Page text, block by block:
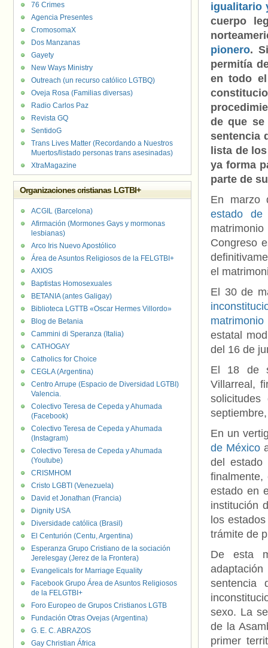
igualitario
cuerpo
pionero.
permitía
en todo
de que se
sentencia
lista de
ya forma
parte de
En marzo
estado de
Congreso
el
El 30 de
estatal
del 16 de
El 18 de
Villarreal,
En un
de México
del
estado en
institución
los
trámite de
De esta
sentencia
sexo. La
de la
primer
76 Crimes
Agencia Presentes
CromosomaX
Dos Manzanas
Gayety
New Ways Ministry
Outreach (un recurso católico LGTBQ)
Oveja Rosa (Familias diversas)
Radio Carlos Paz
Revista GQ
SentidoG
Trans Lives Matter (Recordando a Nuestros
Muertos/listado personas trans asesinadas)
XtraMagazine
Organizaciones cristianas LGTBI+
ACGIL (Barcelona)
Afirmación (Mormones Gays y mormonas
lesbianas)
Arco Iris Nuevo Apostólico
Área de Asuntos Religiosos de la FELGTBI+
AXIOS
Baptistas Homosexuales
BETANIA (antes Galigay)
Biblioteca LGTTB «Oscar Hermes Villordo»
Blog de Betania
Cammini di Speranza (Italia)
CATHOGAY
Catholics for Choice
CEGLA (Argentina)
Centro Arrupe (Espacio de Diversidad LGTBI)
Valencia.
Colectivo Teresa de Cepeda y Ahumada
(Facebook)
Colectivo Teresa de Cepeda y Ahumada
(Instagram)
Colectivo Teresa de Cepeda y Ahumada
(Youtube)
CRISMHOM
Cristo LGBTI (Venezuela)
David et Jonathan (Francia)
Dignity USA
Diversidade católica (Brasil)
El Centurión (Centu, Argentina)
Esperanza Grupo Cristiano de la sociación
Jerelesgay (Jerez de la Frontera)
Evangelicals for Marriage Equality
Facebook Grupo Área de Asuntos Religiosos
de la FELGTBI+
Foro Europeo de Grupos Cristianos LGTB
Fundación Otras Ovejas (Argentina)
G. E. C. ABRAZOS
Gay Christian África